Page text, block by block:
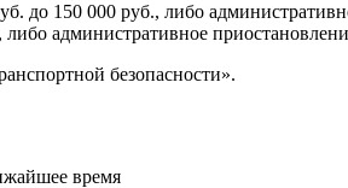
до 150 000 руб., либо
административное
безопасности».
время